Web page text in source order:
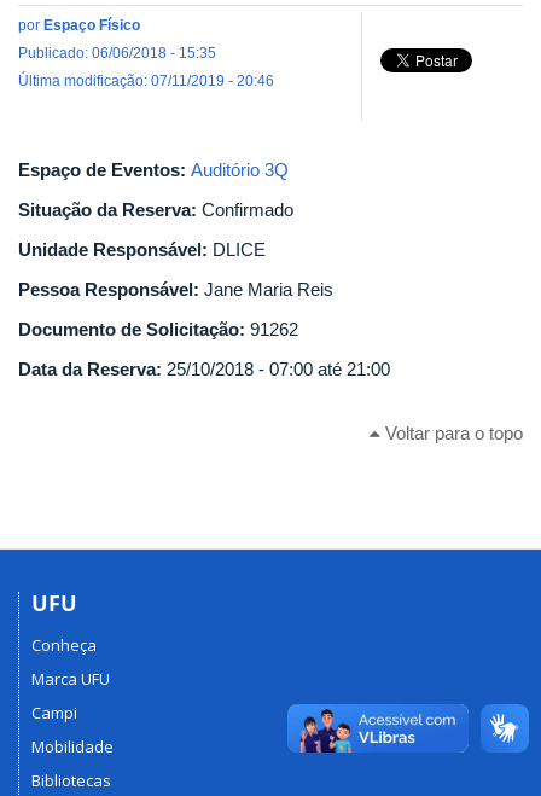
por Espaço Físico
Publicado: 06/06/2018 - 15:35
Última modificação: 07/11/2019 - 20:46
Espaço de Eventos: Auditório 3Q
Situação da Reserva: Confirmado
Unidade Responsável: DLICE
Pessoa Responsável: Jane Maria Reis
Documento de Solicitação: 91262
Data da Reserva: 25/10/2018 - 07:00 até 21:00
Voltar para o topo
UFU
Conheça
Marca UFU
Campi
Mobilidade
Bibliotecas